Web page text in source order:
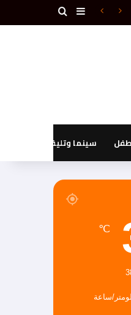
إضافة عمود جانبي
سينما وتليفزيون
℃